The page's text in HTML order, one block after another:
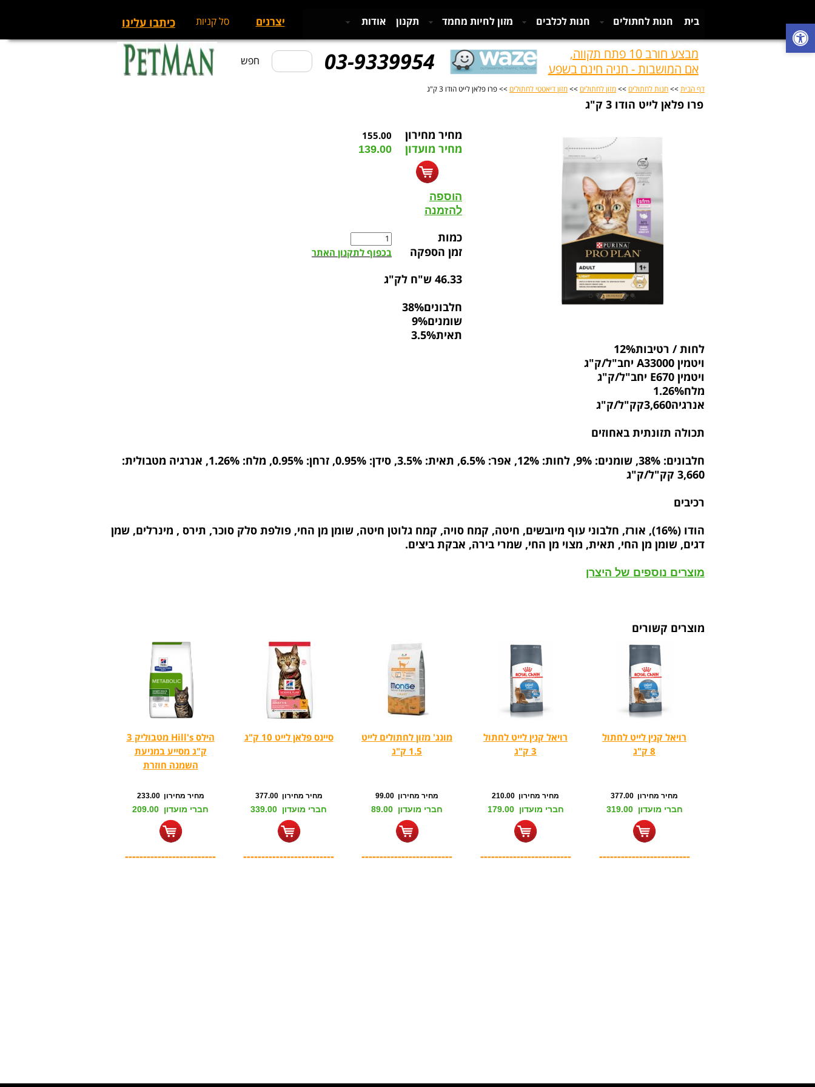
בית חנות לחתולים חנות לכלבים מזון לחיות מחמד תקנון אודות כיתבו עלינו סל קניות יצרנים
מבצע חורב 10 פתח תקווה,
אם המושבות - חניה חינם בשפע
חפש 03-9339954
דף הבית >> חנות לחתולים >> מזון לחתולים >> מזון דיאטטי לחתולים >> פרו פלאן לייט הודו 3 ק"ג
פרו פלאן לייט הודו 3 ק"ג
מחיר מחירון 155.00
מחיר מועדון 139.00
הוספה
להזמנה
כמות
זמן הספקה
בכפוף לתקנון האתר
46.33 ש"ח לק"ג
חלבונים38%
שומנים9%
תאית3.5%
לחות / רטיבות12%
ויטמין A33000 יחב"ל/ק"ג
ויטמין E670 יחב"ל/ק"ג
מלח1.26%
אנרגיה3,660קק"ל/ק"ג
תכולה תזונתית באחוזים
חלבונים: 38%, שומנים: 9%, לחות: 12%, אפר: 6.5%, תאית: 3.5%, סידן: 0.95%, זרחן: 0.95%, מלח: 1.26%, אנרגיה מטבולית:
3,660 קק"ל/ק"ג
רכיבים
הודו (16%), אורז, חלבוני עוף מיובשים, חיטה, קמח סויה, קמח גלוטן חיטה, שומן מן החי, פולפת סלק סוכר, תירס , מינרלים, שמן
דגים, שומן מן החי, תאית, מצוי מן החי, שמרי בירה, אבקת ביצים.
מוצרים נוספים של היצרן
מוצרים קשורים
רויאל קנין לייט לחתול
8 ק"ג
מחיר מחירון 377.00
חברי מועדון 319.00
-------------------------
רויאל קנין לייט לחתול
3 ק"ג
מחיר מחירון 210.00
חברי מועדון 179.00
-------------------------
מונג' מזון לחתולים לייט
1.5 ק"ג
מחיר מחירון 99.00
חברי מועדון 89.00
-------------------------
סיינס פלאן לייט 10 ק"ג
מחיר מחירון 377.00
חברי מועדון 339.00
-------------------------
הילס Hill's מטבוליק 3
ק"ג מסייע במניעת
השמנה חוזרת
מחיר מחירון 233.00
חברי מועדון 209.00
-------------------------